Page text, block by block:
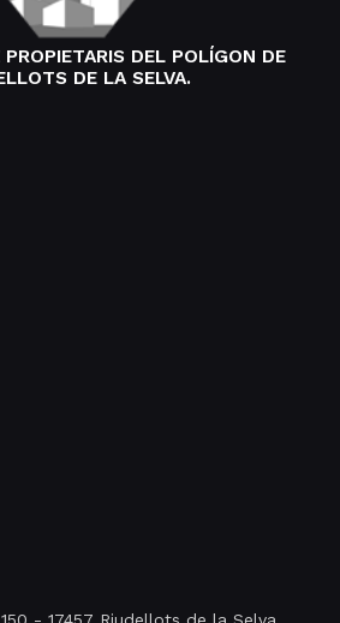
DEL POLÍGON DE
DE LA SELVA.